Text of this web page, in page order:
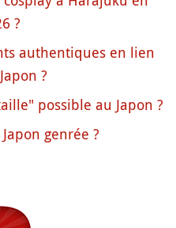
?
authentiques en lien
?
possible au Japon ?
genrée ?